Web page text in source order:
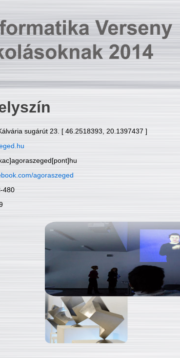
sugárút 23. [ 46.2518393, 20.1397437 ]
agoraszeged
480